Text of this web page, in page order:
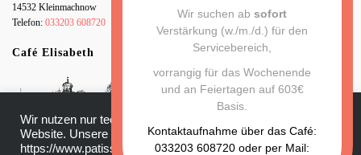
14532 Kleinmachnow
Telefon: 033203 608720
Café Elisabeth
Wir nutzen nur technisch notwendige Cookies für unsere
Website. Unsere Datenschutzerklärung finden Sie hier:
https://www.patisserie-miekley.de/datenschutz/
Wir suchen ab sofort
Verstärkung (w./m./d.) für den
Servicebereich,
vorrangig für das Wochenende
und an Feiertagen auf 603€
Basis.
Kontaktaufnahme über das Café:
033203 608720 oder per Mail: